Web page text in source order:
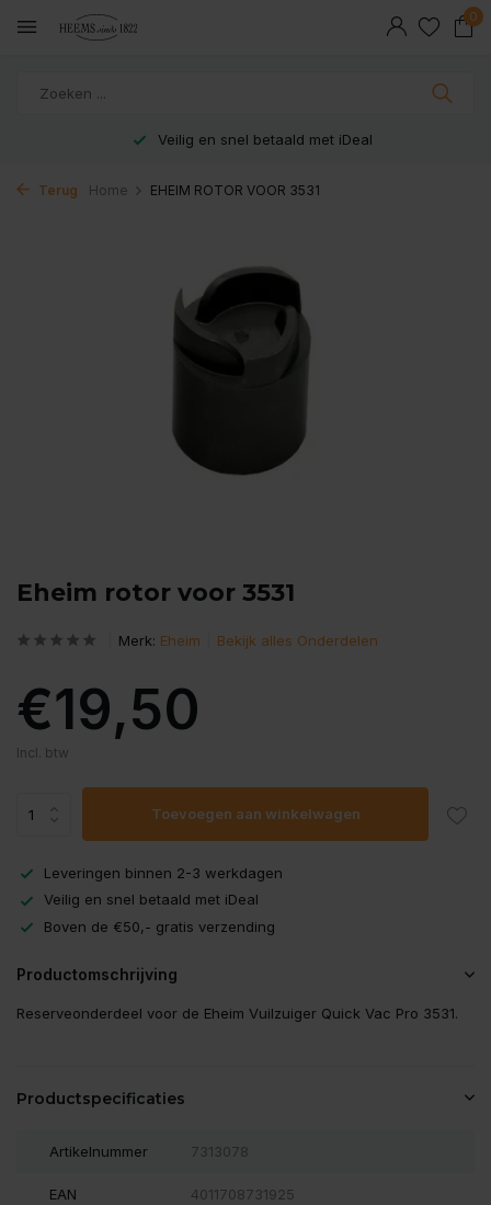
0
Veilig en snel betaald met iDeal
Terug Home EHEIM ROTOR VOOR 3531
Eheim rotor voor 3531
Merk: Eheim Bekijk alles Onderdelen
€19,50
Incl. btw
Toevoegen aan winkelwagen
Leveringen binnen 2-3 werkdagen
Veilig en snel betaald met iDeal
Boven de €50,- gratis verzending
Productomschrijving
Reserveonderdeel voor de Eheim Vuilzuiger Quick Vac Pro 3531.
Productspecificaties
Artikelnummer 7313078
EAN 4011708731925